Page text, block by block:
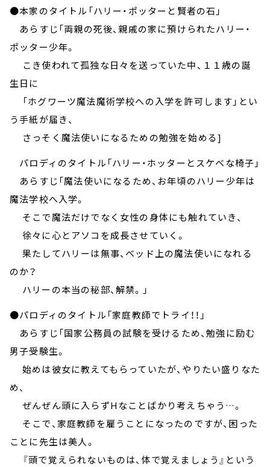
●本家のタイトル「ハリー・ポッターと賢者の石」
あらすじ「両親の死後、親戚の家に預けられたハリー・
ポッター少年。
こき使われて孤独な日々を送っていた中、１１歳の誕
生日に
「ホグワーツ魔法魔術学校への入学を許可します」とい
う手紙が届き、
さっそく魔法使いになるための勉強を始める]
パロディのタイトル「ハリー・ホッターとスケベな椅子」
あらすじ「魔法使いになるため、お年頃のハリー少年は
魔法学校へ入学。
そこで魔法だけでなく女性の身体にも触れていき、
徐々に心とアソコを成長させていく。
果たしてハリーは無事、ベッド上の魔法使いになれる
のか？
ハリーの本当の秘部、解禁。」
●パロディのタイトル「家庭教師でトライ！！」
あらすじ「国家公務員の試験を受けるため、勉強に励む
男子受験生。
始めは彼女に教えてもらっていたが、やりたい盛りなた
め、
ぜんぜん頭に入らずHなことばかり考えちゃう…。
そこで、家庭教師を雇うことになったのですが、困った
ことに先生は美人。
『頭で覚えられないものは、体で覚えましょう』という